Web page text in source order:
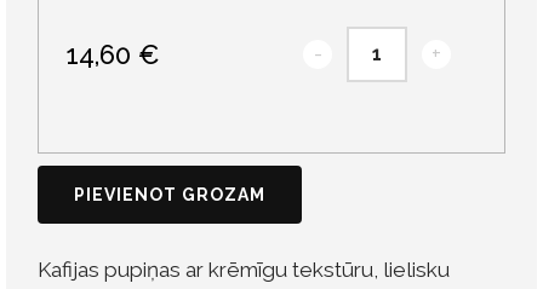
14,60 € - +
PIEVIENOT GROZAM
Kafijas pupiņas ar krēmīgu tekstūru, lielisku